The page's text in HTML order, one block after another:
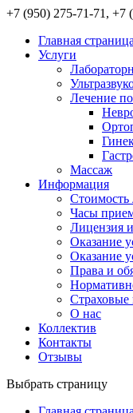
+7 (950) 275-71-71, +7
Главная страница
Услуги
Лечение
Массаж
Информация
Стоимость
Часы
Лицензия
Оказание
Оказание
Права и
Страховые
О нас
Коллектив
Контакты
Отзывы
Выбрать страницу